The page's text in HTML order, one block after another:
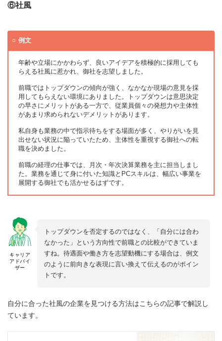
⑥社風
例文
年齢や立場にかかわらず、良いアイデアを積極的に採用しても
らえる社風に惹かれ、御社を志望しました。
前職ではトップダウンの傾向が強く、なかなか現場の意見を採
用してもらえない環境にありました。トップダウンは意思決定
の早さにメリットがある一方で、従業員個々の発想力や主体性
があまり求められないデメリットがあります。
私自身も業務の中で指示待ちをする場面が多く、やりがいを見
出せない状況に陥っていたため、主体性を重視する御社への転
職を決めました。
前職の経理の仕事では、月次・年次決算業務を主に担当しまし
た。業務を通じて身に付いた知識とPCスキルは、幅広い事業を
展開する御社でも活かせるはずです。
キャリア
アドバイ
ザー
トップダウンを否定するのではなく、「自分には合わ
なかった」という方向性で前職との比較ができていま
すね。待遇面や働き方を志望動機にする場合は、例文
のように前向きな表現に言い換えて伝えるのがポイン
トです。
自分に合った社風の企業を見つける方法はこちらの記事で解説し
ています。